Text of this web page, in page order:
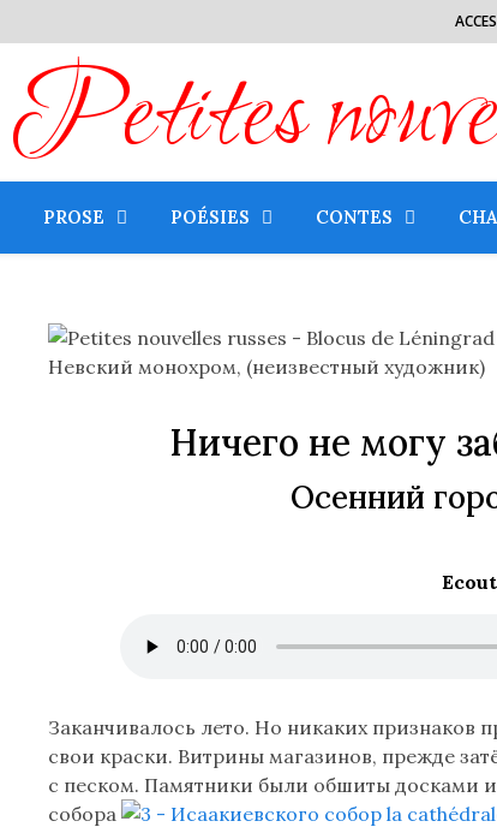
Petites
PROSE POÉSIES CONTES
Невский монохром, (неизвестный художник)
Ничего не могу
Осенний
Lire
le
texte
en
Заканчивалось лето. Но никаких
свои краски. Витрины магазинов, прежде
с песком. Памятники были обшиты досками
собора